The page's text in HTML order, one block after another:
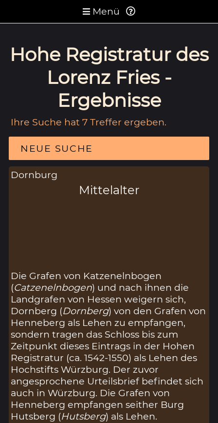
Menü
Hohe Registratur des
Lorenz Fries -
Ergebnisse
Ihre Suche hat 7 Treffer ergeben.
NEUE SUCHE
Dornburg
Mittelalter
Die Grafen von Katzenelnbogen
(Catzenelnbogen) und nach ihnen die
Landgrafen von Hessen weigern sich,
Dornberg (Dornberg) von den Grafen von
Henneberg als Lehen zu empfangen,
sondern tragen das Schloss bis zum
Zeitpunkt dieses Eintrags in der Hohen
Registratur (ca. 1542-1550) als Lehen des
Hochstifts Würzburg. Der zuvor
angesprochene Urteilsbrief befindet sich
auch in Würzburg. Die Grafen von
Henneberg empfangen seither Burg
Hutsberg (Hutsberg) als Lehen.